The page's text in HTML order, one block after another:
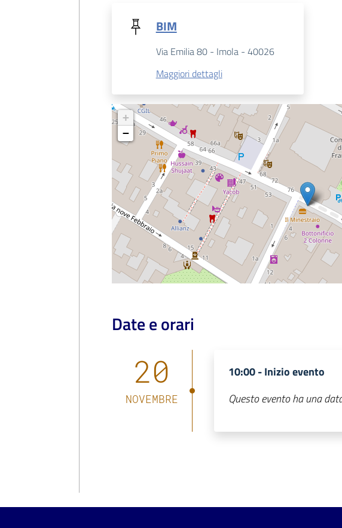
BIM
Via Emilia 80 - Imola - 40026
Maggiori dettagli
+
−
Date e orari
20
NOVEMBRE
10:00 -Inizio evento
Questo evento ha una